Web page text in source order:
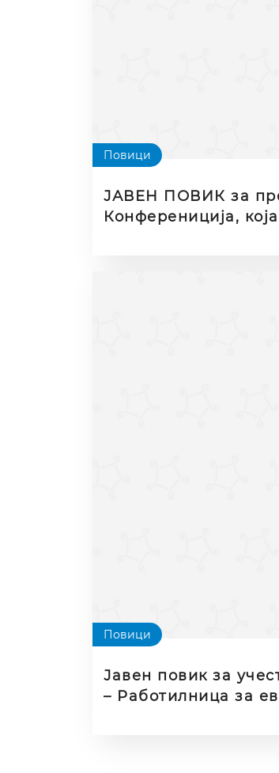
Повици
ЈАВЕН ПОВИК за
Конферениција,
5.11.2026 година,
Повици
Јавен повик за
– Работилница за
образовни